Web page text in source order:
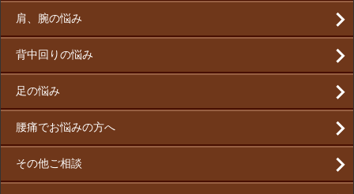
肩、腕の悩み
背中回りの悩み
足の悩み
腰痛でお悩みの方へ
その他ご相談